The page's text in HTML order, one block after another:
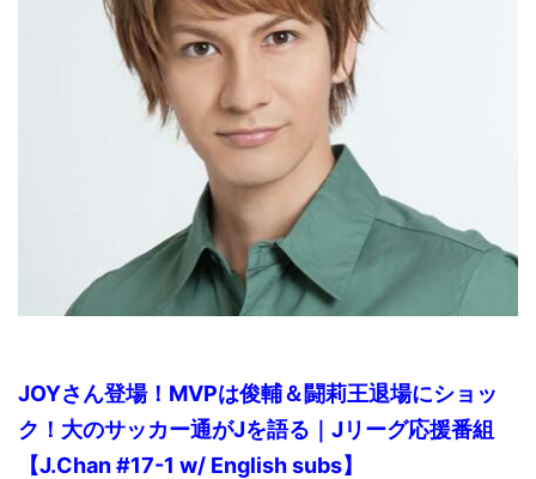
JOYさん登場！MVPは俊輔＆闘莉王退場にショッ
ク！大のサッカー通がJを語る｜Jリーグ応援番組
【J.Chan #17-1 w/ English subs】